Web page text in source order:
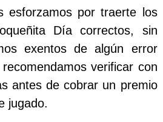
esforzamos por traerte los
Día correctos, sin
exentos de algún error
verificar con
antes de cobrar un premio
jugado.